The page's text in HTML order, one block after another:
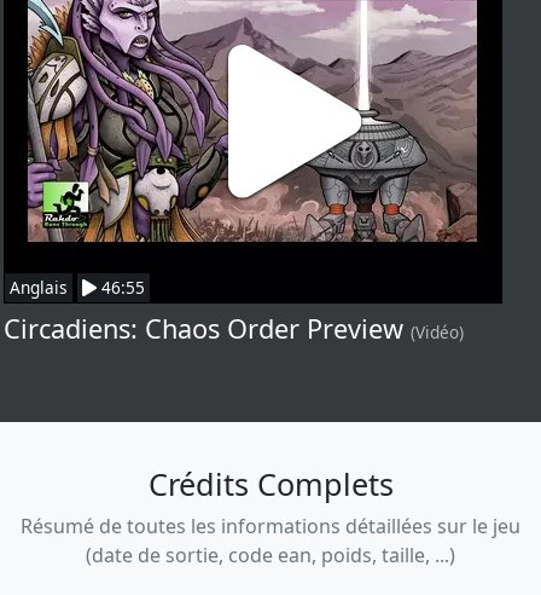
Anglais 46:55
Circadiens: Chaos Order Preview (Vidéo)
Crédits Complets
Résumé de toutes les informations détaillées sur le jeu
(date de sortie, code ean, poids, taille, ...)